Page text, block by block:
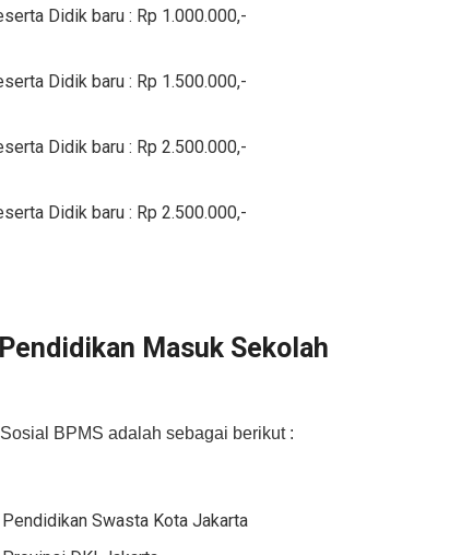
Didik baru : Rp 1.000.000,-
Didik baru : Rp 1.500.000,-
Didik baru : Rp 2.500.000,-
Didik baru : Rp 2.500.000,-
Masuk Sekolah
BPMS adalah sebagai berikut :
Swasta Kota Jakarta